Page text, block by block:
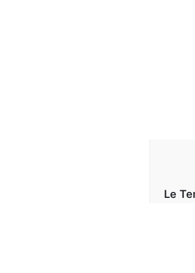
Le